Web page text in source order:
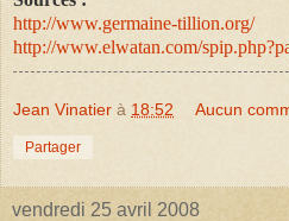
http://www.germaine-tillion.org/
http://www.elwatan.com/
Jean Vinatier à 18:52 Aucun
Partager
vendredi 25 avril 2008